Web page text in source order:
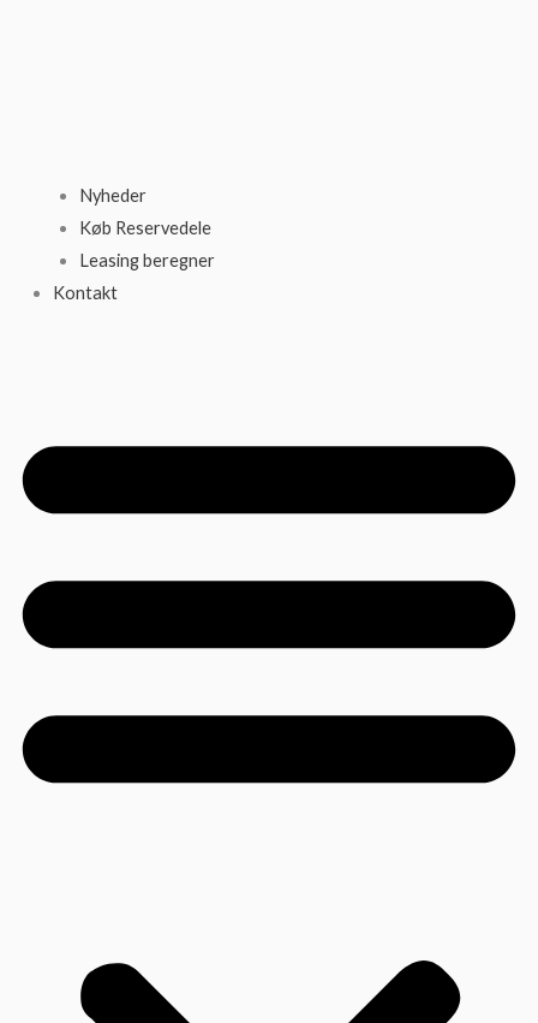
Nyheder
Køb Reservedele
Leasing beregner
Kontakt